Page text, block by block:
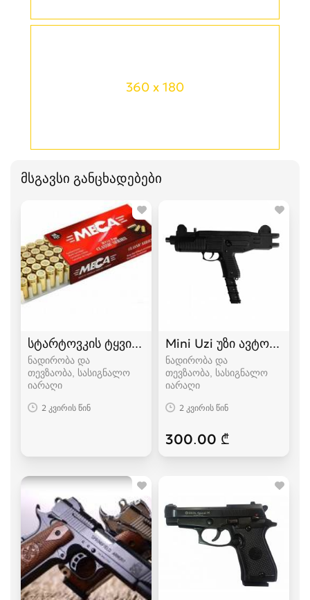
360 x 180
მსგავსი განცხადებები
სტარტოვკის ტყვიები 9mm ფუჭი ტყვიები
ნადირობა და
თევზაობა, სასიგნალო
იარაღი
2 კვირის წინ
Mini Uzi უზი ავტომატი
ნადირობა და
თევზაობა, სასიგნალო
იარაღი
2 კვირის წინ
300.00 ₾